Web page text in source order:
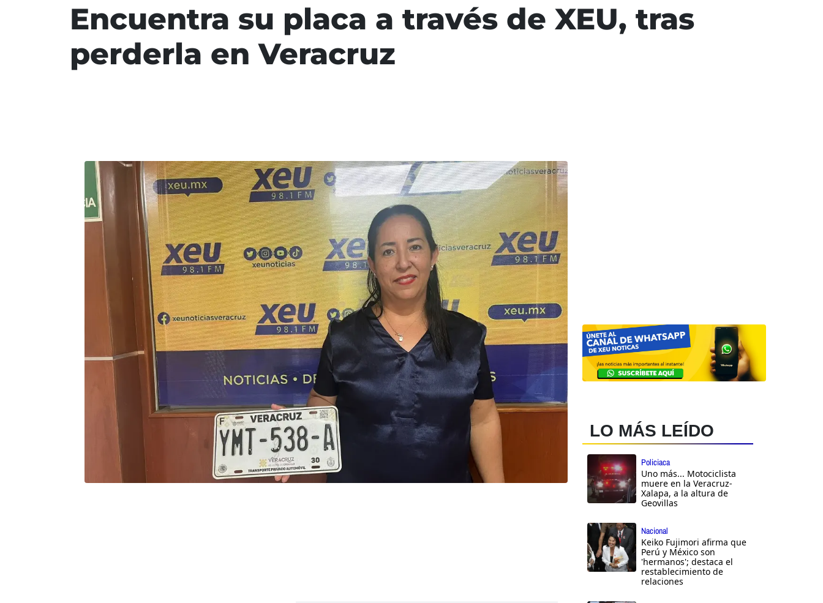
Encuentra su placa a través de XEU, tras
perderla en Veracruz
LO MÁS LEÍDO
Policiaca
Uno más... Motociclista
muere en la Veracruz-
Xalapa, a la altura de
Geovillas
Nacional
Keiko Fujimori afirma que
Perú y México son
'hermanos'; destaca el
restablecimiento de
relaciones